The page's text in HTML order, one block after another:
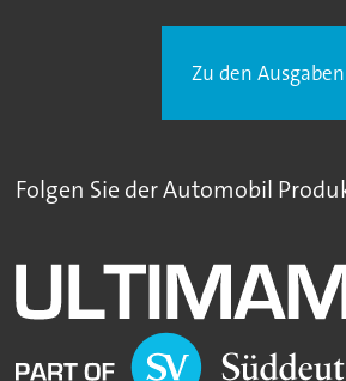
Zu den Ausgaben
Folgen Sie der Automobil